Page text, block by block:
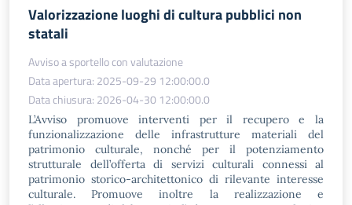
Valorizzazione luoghi di cultura pubblici non
statali
Avviso a sportello con valutazione
Data apertura: 2025-09-29 12:00:00.0
Data chiusura: 2026-04-30 12:00:00.0
L’Avviso promuove interventi per il recupero e la
funzionalizzazione delle infrastrutture materiali del
patrimonio culturale, nonché per il potenziamento
strutturale dell’offerta di servizi culturali connessi al
patrimonio storico-architettonico di rilevante interesse
culturale. Promuove inoltre la realizzazione e